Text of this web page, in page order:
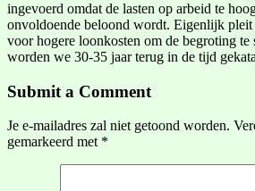
ingevoerd omdat de lasten op arbeid te
onvoldoende beloond wordt. Eigenlijk
voor hogere loonkosten om de begroting te
worden we 30-35 jaar terug in de tijd
Submit a Comment
Je e-mailadres zal niet getoond worden.
gemarkeerd met *